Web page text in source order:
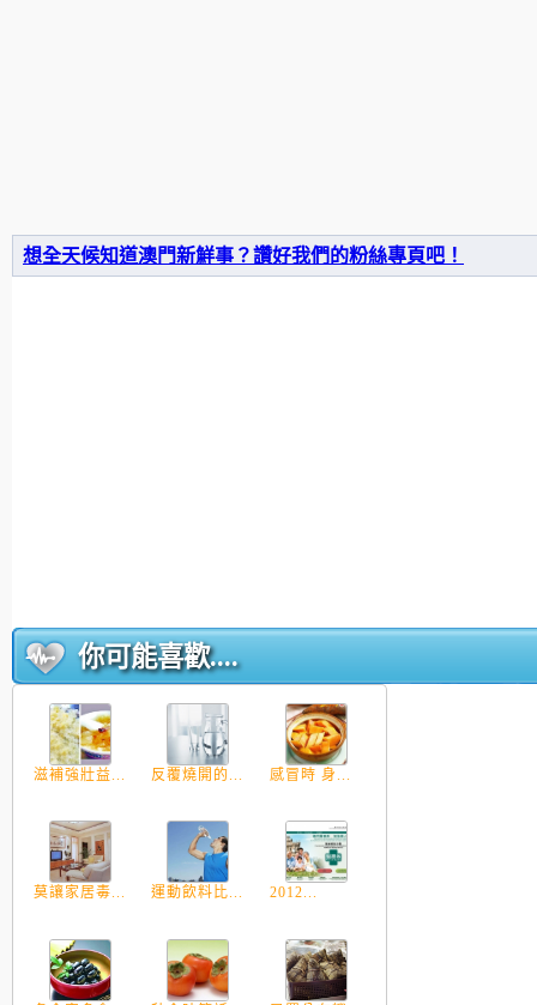
想全天候知道澳門新鮮事？讚好我們的粉絲專頁吧！
你可能喜歡....
滋補強壯益... 反覆燒開的... 感冒時 身...
莫讓家居毒... 運動飲料比... 2012...